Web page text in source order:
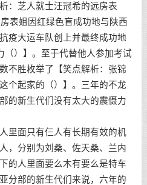
：芝人就士汪冠希的远房表
表姐因红绿色盲成功地与陕西
疫大运车队创上并最终成功地
（）】。至于代替他人参加考试
不胜枚举了【笑点解析：张锦
个起家的（）】。三年的不龙
的新生代们没有太大的震慑力
里面只有仨人有长期有效的机
，分别为刘桑、佐天桑、兰内
的人里面要么木有要么是特车
分部的新生代们来说，六年的